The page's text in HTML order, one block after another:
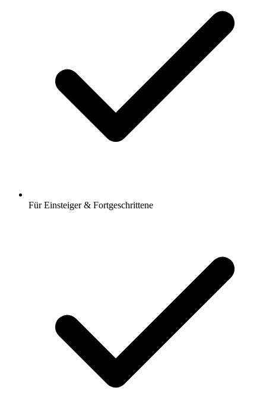
Für Einsteiger & Fortgeschrittene